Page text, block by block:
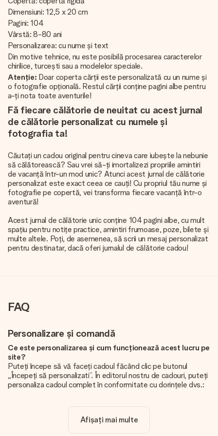
Dimensiuni: 12,5 x 20 cm
Pagini: 104
Vârstă: 8-80 ani
Personalizarea: cu nume și text
Din motive tehnice, nu este posibilă procesarea caracterelor
chirilice, turcești sau a modelelor speciale.
Atenție: Doar coperta cărții este personalizată cu un nume și
o fotografie opțională. Restul cărții conține pagini albe pentru
a-ți nota toate aventurile!
Fă fiecare călătorie de neuitat cu acest jurnal
de călătorie personalizat cu numele și
fotografia ta!
Căutați un cadou original pentru cineva care iubește la nebunie
să călătorească? Sau vrei să-ți imortalizezi propriile amintiri
de vacanță într-un mod unic? Atunci acest jurnal de călătorie
personalizat este exact ceea ce cauți! Cu propriul tău nume și
fotografie pe copertă, vei transforma fiecare vacanță într-o
aventură!
Acest jurnal de călătorie unic conține 104 pagini albe, cu mult
spațiu pentru notițe practice, amintiri frumoase, poze, bilete și
multe altele. Poți, de asemenea, să scrii un mesaj personalizat
pentru destinatar, dacă oferi jurnalul de călătorie cadou!
FAQ
Personalizare și comandă
Ce este personalizarea și cum funcționează acest lucru pe
site?
Puteți începe să vă faceți cadoul făcând clic pe butonul
„Începeți să personalizati”. În editorul nostru de cadouri, puteți
personaliza cadoul complet în conformitate cu dorințele dvs.:
Personalizarea este inclusă în preț?
Afișați mai multe